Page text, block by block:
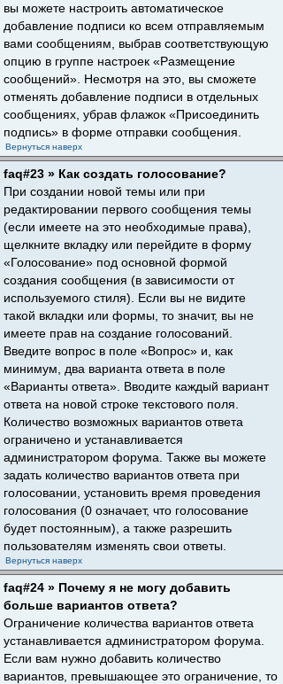
вы можете настроить автоматическое
добавление подписи ко всем отправляемым
вами сообщениям, выбрав соответствующую
опцию в группе настроек «Размещение
сообщений». Несмотря на это, вы сможете
отменять добавление подписи в отдельных
сообщениях, убрав флажок «Присоединить
подпись» в форме отправки сообщения.
Вернуться наверх
faq#23 » Как создать голосование?
При создании новой темы или при
редактировании первого сообщения темы
(если имеете на это необходимые права),
щелкните вкладку или перейдите в форму
«Голосование» под основной формой
создания сообщения (в зависимости от
используемого стиля). Если вы не видите
такой вкладки или формы, то значит, вы не
имеете прав на создание голосований.
Введите вопрос в поле «Вопрос» и, как
минимум, два варианта ответа в поле
«Варианты ответа». Вводите каждый вариант
ответа на новой строке текстового поля.
Количество возможных вариантов ответа
ограничено и устанавливается
администратором форума. Также вы можете
задать количество вариантов ответа при
голосовании, установить время проведения
голосования (0 означает, что голосование
будет постоянным), а также разрешить
пользователям изменять свои ответы.
Вернуться наверх
faq#24 » Почему я не могу добавить
больше вариантов ответа?
Ограничение количества вариантов ответа
устанавливается администратором форума.
Если вам нужно добавить количество
вариантов, превышающее это ограничение, то